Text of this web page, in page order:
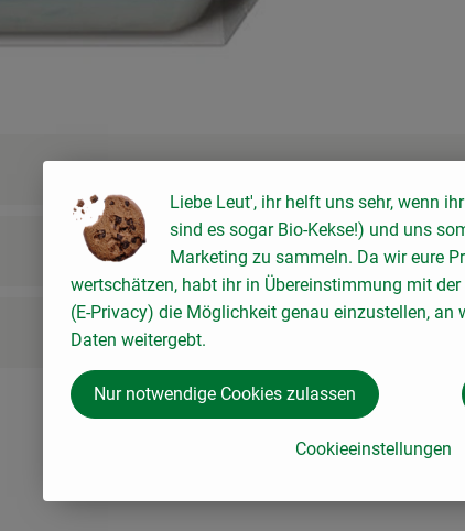
Es wurden keine passenden Rezepte
Liebe Leut', ihr helft uns sehr, wenn
sind es sogar Bio-Kekse!) und uns
Marketing zu sammeln. Da wir eure
wertschätzen, habt ihr in Übereinstimmung mit
(E-Privacy) die Möglichkeit genau einzustellen, an
Daten weitergebt.
Cookieeinstellungen
Nur notwendige Cookies zulassen